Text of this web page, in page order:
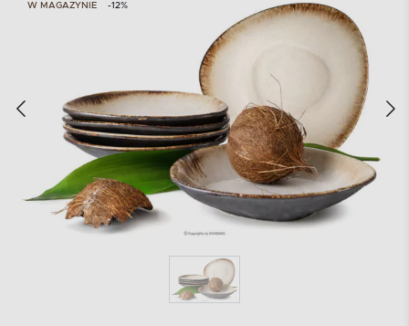
W MAGAZYNIE -12%